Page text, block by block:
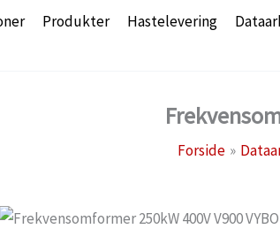
Produkter Hastelevering
Forside